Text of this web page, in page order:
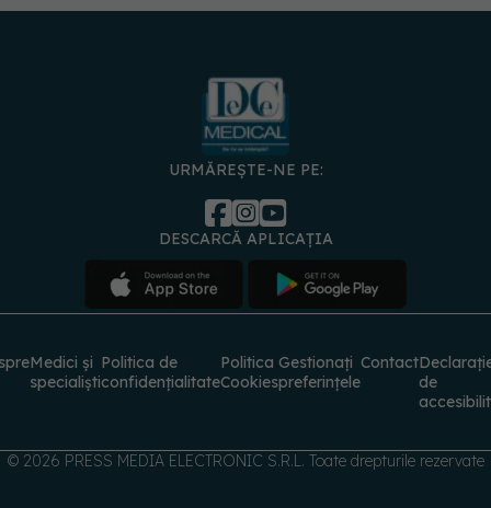
URMĂREȘTE-NE PE:
DESCARCĂ APLICAȚIA
Medici și
specialiști
Politica de
confidențialitate
Politica
Cookies
Gestionați
preferințele
Contact
de
© 2026 PRESS MEDIA ELECTRONIC S.R.L. Toate drepturile rezervate